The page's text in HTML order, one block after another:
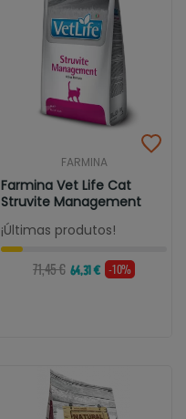
FARMINA
Farmina Vet Life Cat
Struvite Management
¡Últimas produtos!
71,45 € 64,31 € -10%